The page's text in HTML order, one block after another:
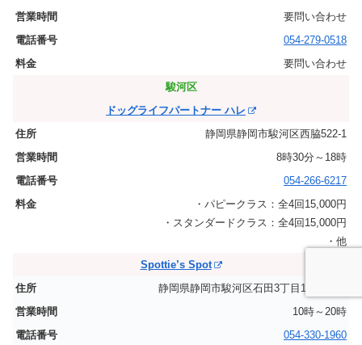
要問い合わせ
054-279-0518
要問い合わせ
駿河区
ドッグライフパートナー ハレ
静岡県静岡市駿河区西脇522-1
8時30分～18時
054-266-6217
・パピークラス：全4回15,000円
・スタンダードクラス：全4回15,000円
・他
Spottie’s Spot
静岡県静岡市駿河区石田3丁目18-40-302
10時～20時
054-330-1960